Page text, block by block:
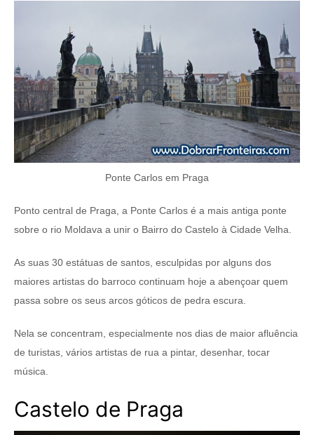
Ponte Carlos em Praga
Ponto central de Praga, a Ponte Carlos é a mais antiga ponte
sobre o rio Moldava a unir o Bairro do Castelo à Cidade Velha.
As suas 30 estátuas de santos, esculpidas por alguns dos
maiores artistas do barroco continuam hoje a abençoar quem
passa sobre os seus arcos góticos de pedra escura.
Nela se concentram, especialmente nos dias de maior afluência
de turistas, vários artistas de rua a pintar, desenhar, tocar
música.
Castelo de Praga